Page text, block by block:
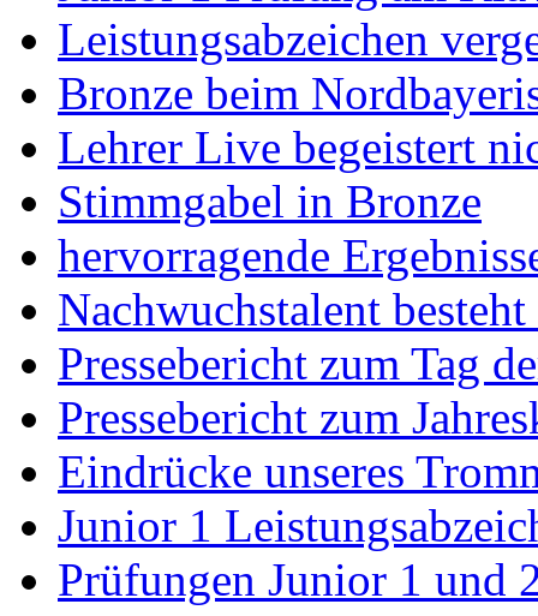
Leistungsabzeichen
Bronze beim
Lehrer Live begeistert
Stimmgabel in Bronze
hervorragende
Nachwuchstalent
Pressebericht zum Tag
Pressebericht zum
Eindrücke unseres
Junior 1
Prüfungen Junior 1 und